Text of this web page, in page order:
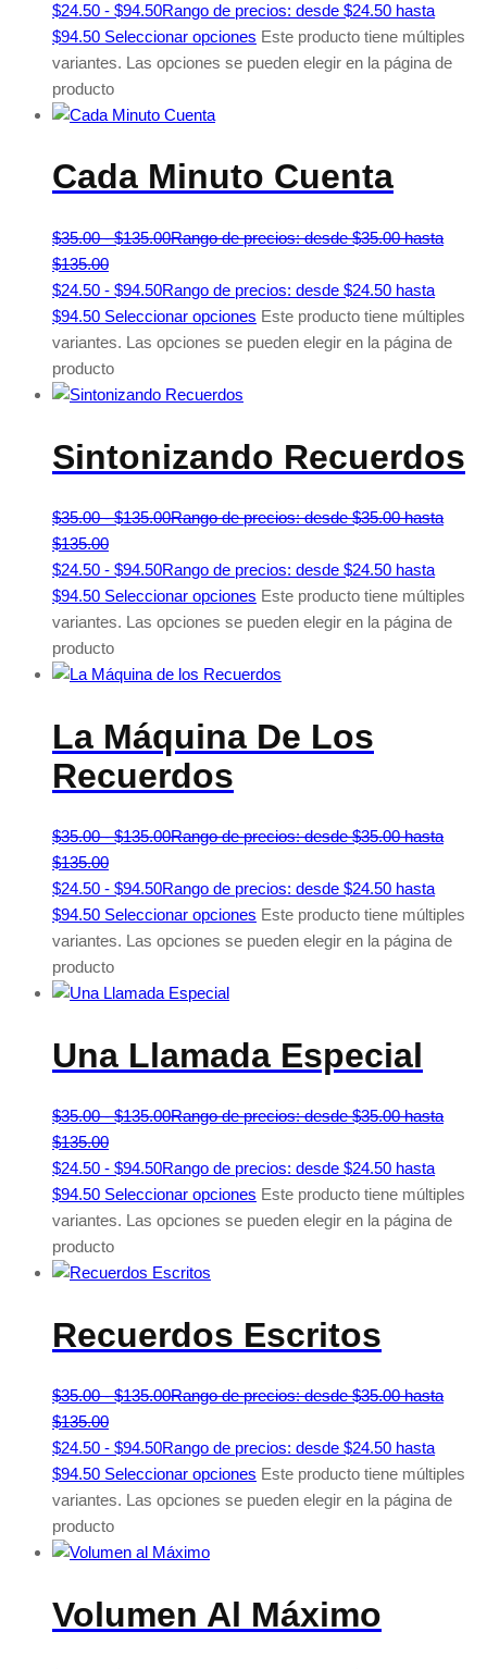
$24.50 - $94.50Rango de precios: desde $24.50 hasta
$94.50 Seleccionar opciones Este producto tiene múltiples
variantes. Las opciones se pueden elegir en la página de
producto
Cada Minuto Cuenta
$35.00 - $135.00Rango de precios: desde $35.00 hasta
$135.00
$24.50 - $94.50Rango de precios: desde $24.50 hasta
$94.50 Seleccionar opciones Este producto tiene múltiples
variantes. Las opciones se pueden elegir en la página de
producto
Sintonizando Recuerdos
$35.00 - $135.00Rango de precios: desde $35.00 hasta
$135.00
$24.50 - $94.50Rango de precios: desde $24.50 hasta
$94.50 Seleccionar opciones Este producto tiene múltiples
variantes. Las opciones se pueden elegir en la página de
producto
La Máquina De Los
Recuerdos
$35.00 - $135.00Rango de precios: desde $35.00 hasta
$135.00
$24.50 - $94.50Rango de precios: desde $24.50 hasta
$94.50 Seleccionar opciones Este producto tiene múltiples
variantes. Las opciones se pueden elegir en la página de
producto
Una Llamada Especial
$35.00 - $135.00Rango de precios: desde $35.00 hasta
$135.00
$24.50 - $94.50Rango de precios: desde $24.50 hasta
$94.50 Seleccionar opciones Este producto tiene múltiples
variantes. Las opciones se pueden elegir en la página de
producto
Recuerdos Escritos
$35.00 - $135.00Rango de precios: desde $35.00 hasta
$135.00
$24.50 - $94.50Rango de precios: desde $24.50 hasta
$94.50 Seleccionar opciones Este producto tiene múltiples
variantes. Las opciones se pueden elegir en la página de
producto
Volumen Al Máximo